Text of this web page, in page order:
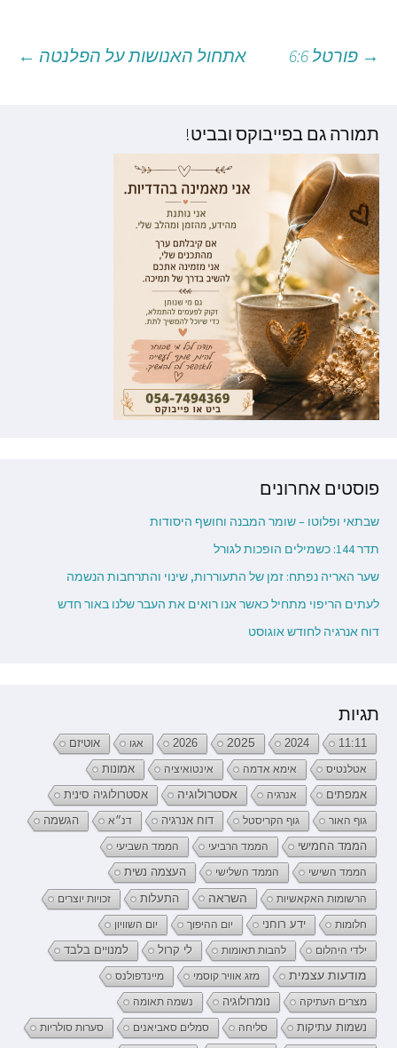
ניווט
פוסטים
→ פורטל 6:6 אתחול האנושות על הפלנטה ←
תמורה גם בפייבוקס ובביט!
פוסטים אחרונים
שבתאי ופלוטו – שומר המבנה וחושף היסודות
תדר 144: כשמילים הופכות לגורל
שער האריה נפתח: זמן של התעוררות, שינוי והתרחבות הנשמה
לעתים הריפוי מתחיל כאשר אנו רואים את העבר שלנו באור חדש
דוח אנרגיה לחודש אוגוסט
תגיות
11:11
2024
2025
2026 אגו אוטיזם
אטלנטיס אימא אדמה אינטואיציה אמונות
אמפתים אנרגיה אסטרולוגיה אסטרולוגיה סינית
גוף האור גוף הקריסטל דוח אנרגיה דנ״א הגשמה
הממד החמישי הממד הרביעי הממד השביעי
הממד השישי הממד השלישי העצמה נשית
הרשומות האקאשיות השראה התעלות זכויות יוצרים
חלומות ידע רוחני יום ההיפוך יום השוויון
ילדי היהלום להבות תאומות לי קרול למנויים בלבד
מודעות עצמית מזג אוויר קוסמי מיינדפולנס
מצרים העתיקה נומרולוגיה נשמה תאומה
נשמות עתיקות סליחה סמלים סאביאנים סערות סולריות